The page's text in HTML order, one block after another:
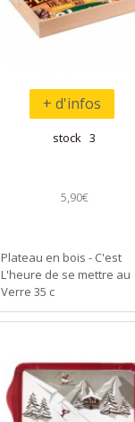
+ d'infos
stock 3
5,90€
Plateau en bois - C'est
L'heure de se mettre au
Verre 35 c